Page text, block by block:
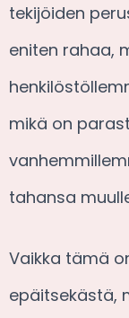
tekijöiden
eniten rahaa,
mikä on
tahansa
Vaikka tämä
epäitsekästä,